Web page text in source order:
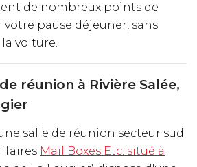
de nombreux points de
pause déjeuner, sans
voiture.
réunion à Rivière Salée,
salle de réunion secteur sud
Mail Boxes Etc. situé à